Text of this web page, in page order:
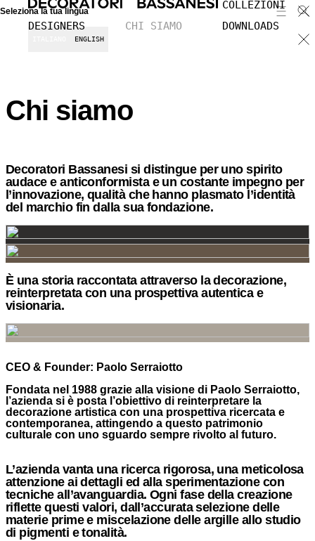
Seleziona la tua lingua
ENGLISH
COLLEZIONI
DESIGNERS
CHI SIAMO DOWNLOADS
Chi siamo
Decoratori Bassanesi si distingue per uno spirito
audace e anticonformista e un costante impegno per
l’innovazione, qualità che hanno plasmato l’identità
del marchio fin dalla sua fondazione.
Bassano del Grappa, luogo d’origine di Decoratori
Bassanesi, appartiene a una tradizione storicamente
legata a una consolidata cultura dell’artigianato
ceramico.
DAL 2008 QUESTA VISIONE SI È EVOLUTA ULTERIORMENTE, SPINGENDO
I CONFINI DELLE SUPERFICI CERAMICHE E COLLABORANDO CON NOTI
È una storia raccontata attraverso la decorazione,
reinterpretata con una prospettiva autentica e
visionaria.
CEO & Founder: Paolo Serraiotto
Fondata nel 1988 grazie alla visione di Paolo Serraiotto,
l’azienda si è posta l’obiettivo di reinterpretare la
decorazione artistica con una prospettiva ricercata e
contemporanea, attingendo a questo patrimonio
culturale con uno sguardo sempre rivolto al futuro.
L’azienda vanta una ricerca rigorosa, una meticolosa
attenzione ai dettagli ed alla sperimentazione con
tecniche all’avanguardia. Ogni fase della creazione
riflette questi valori, dall’accurata selezione delle
materie prime e miscelazione delle argille allo studio
di pigmenti e tonalità.